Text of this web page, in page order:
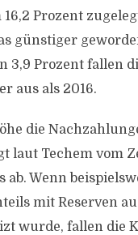
16,2 Prozent
günstiger
3,9 Prozent fallen
aus als 2016.
die
laut Techem vom
ab. Wenn
mit Reserven
wurde, fallen die